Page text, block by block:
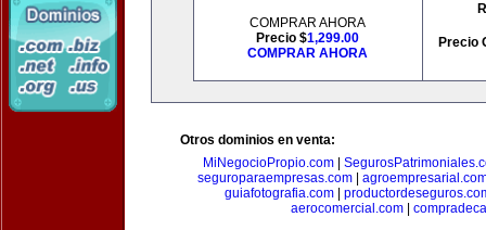
COMPRAR AHORA
Precio $1,299.00
COMPRAR AHORA
Precio
Otros dominios en venta:
MiNegocioPropio.com|
seguroparaempresas.com
guiafotografia.com
aerocomercial.com|